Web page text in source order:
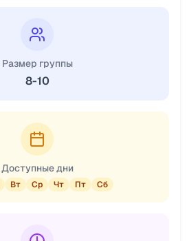
Размер группы
8-10
Доступные дни
Вт Ср Чт Пт Сб